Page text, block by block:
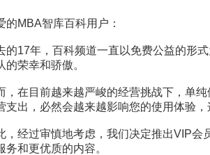
标志变动度的一种简单方法，但受极端值的
检查
。
，以便采取措施，保证产品质量。
的MBA智库百科用户：
的17年，百科频道一直以免费公益的形
的荣幸和骄傲。
，在目前越来越严峻的经营挑战下，单
支出，必然会越来越影响您的使用体验，
，经过审慎地考虑，我们决定推出VIP会
务和更优质的内容。